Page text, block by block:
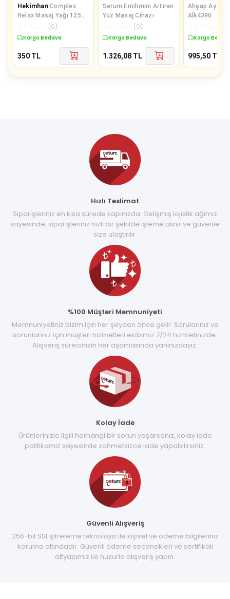
Hekimhan Complex
Relax Masaj Yağı 125
(0)
Kargo Bedava
350 TL
Serum Emilimini Artıran
Yüz Masaj Cihazı
(0)
Kargo Bedava
1.326,08 TL
Ahşap Ayak
Alk4390
Kargo
995,50 TL
Hızlı Teslimat
Siparişleriniz en kısa sürede kapınızda. Gelişmiş lojistik ağımız
sayesinde, siparişleriniz hızlı bir şekilde işleme alınır ve güvenle
size ulaştırılır.
%100 Müşteri Memnuniyeti
Memnuniyetiniz bizim için her şeyden önce gelir. Sorularınız ve
sorunlarınız için müşteri hizmetleri ekibimiz 7/24 hizmetinizde.
Alışveriş sürecinizin her aşamasında yanınızdayız.
Kolay İade
Ürünlerinizle ilgili herhangi bir sorun yaşarsanız, kolay iade
politikamız sayesinde zahmetsizce iade yapabilirsiniz.
Güvenli Alışveriş
256-bit SSL şifreleme teknolojisi ile kişisel ve ödeme bilgileriniz
koruma altındadır. Güvenli ödeme seçenekleri ve sertifikalı
altyapımız ile huzurla alışveriş yapın.